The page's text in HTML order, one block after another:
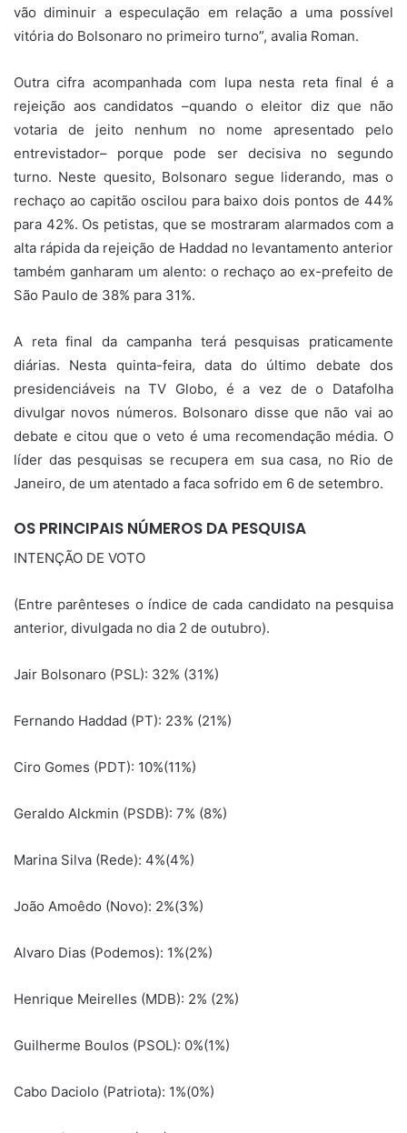
vão diminuir a especulação em relação a uma possível
vitória do Bolsonaro no primeiro turno”, avalia Roman.
Outra cifra acompanhada com lupa nesta reta final é a
rejeição aos candidatos –quando o eleitor diz que não
votaria de jeito nenhum no nome apresentado pelo
entrevistador– porque pode ser decisiva no segundo
turno. Neste quesito, Bolsonaro segue liderando, mas o
rechaço ao capitão oscilou para baixo dois pontos de 44%
para 42%. Os petistas, que se mostraram alarmados com a
alta rápida da rejeição de Haddad no levantamento anterior
também ganharam um alento: o rechaço ao ex-prefeito de
São Paulo de 38% para 31%.
A reta final da campanha terá pesquisas praticamente
diárias. Nesta quinta-feira, data do último debate dos
presidenciáveis na TV Globo, é a vez de o Datafolha
divulgar novos números. Bolsonaro disse que não vai ao
debate e citou que o veto é uma recomendação média. O
líder das pesquisas se recupera em sua casa, no Rio de
Janeiro, de um atentado a faca sofrido em 6 de setembro.
OS PRINCIPAIS NÚMEROS DA PESQUISA
INTENÇÃO DE VOTO
(Entre parênteses o índice de cada candidato na pesquisa
anterior, divulgada no dia 2 de outubro).
Jair Bolsonaro (PSL): 32% (31%)
Fernando Haddad (PT): 23% (21%)
Ciro Gomes (PDT): 10%(11%)
Geraldo Alckmin (PSDB): 7% (8%)
Marina Silva (Rede): 4%(4%)
João Amoêdo (Novo): 2%(3%)
Alvaro Dias (Podemos): 1%(2%)
Henrique Meirelles (MDB): 2% (2%)
Guilherme Boulos (PSOL): 0%(1%)
Cabo Daciolo (Patriota): 1%(0%)